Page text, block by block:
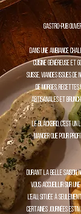
gastro-pub
Dans une ambiance
cuisine généreuse et
suisse, viandes issues
de Morges, recettes
artisanales et
Le Blackbird, c’est
manger que pour
Durant la belle saison,
vous accueillir sur
l’eau, située à
certaines journées